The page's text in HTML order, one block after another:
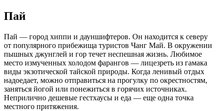
Пай
Пай — город хиппи и дауншифтеров. Он находится к северу
от популярного прибежища туристов Чанг Май. В окружении
пышных джунглей и гор течет неспешная жизнь. Любимое
место измученных холодом фарангов — лицезреть из гамака
виды экзотической тайской природы. Когда ленивый отдых
надоедает, можно отправиться на прогулку по окрестностям,
заняться йогой или понежиться в горячих источниках.
Неприлично дешевые гестхаусы и еда — еще одна точка
местного притяжения.